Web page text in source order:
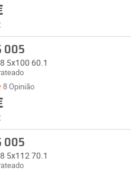
005
5x100 60.1
8 Opinião
005
5x112 70.1